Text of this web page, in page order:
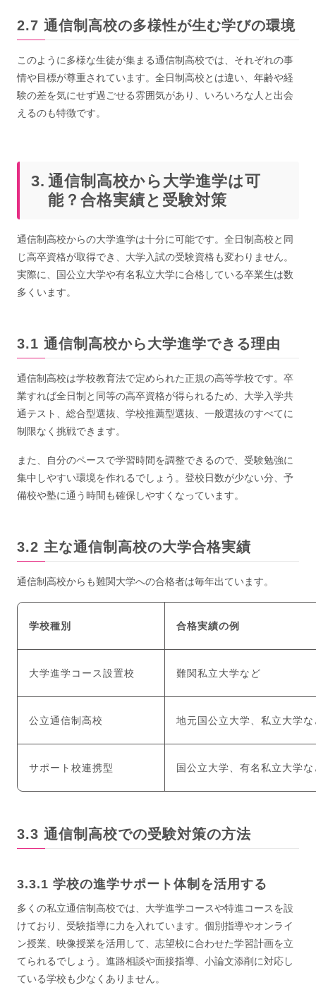
通信制高校の多様性が生む学びの環境
このように多様な生徒が集まる通信制高校では、それぞれの事
情や目標が尊重されています。全日制高校とは違い、年齢や経
験の差を気にせず過ごせる雰囲気があり、いろいろな人と出会
えるのも特徴です。
通信制高校から大学進学は可
能？合格実績と受験対策
通信制高校からの大学進学は十分に可能です。全日制高校と同
じ高卒資格が取得でき、大学入試の受験資格も変わりません。
実際に、国公立大学や有名私立大学に合格している卒業生は数
多くいます。
通信制高校から大学進学できる理由
通信制高校は学校教育法で定められた正規の高等学校です。卒
業すれば全日制と同等の高卒資格が得られるため、大学入学共
通テスト、総合型選抜、学校推薦型選抜、一般選抜のすべてに
制限なく挑戦できます。
また、自分のペースで学習時間を調整できるので、受験勉強に
集中しやすい環境を作れるでしょう。登校日数が少ない分、予
備校や塾に通う時間も確保しやすくなっています。
主な通信制高校の大学合格実績
通信制高校からも難関大学への合格者は毎年出ています。
学校種別 合格実績の例
大学進学コース設置校 難関私立大学など
公立通信制高校 地元国公立大学、私立大学な
サポート校連携型 国公立大学、有名私立大学な
通信制高校での受験対策の方法
学校の進学サポート体制を活用する
多くの私立通信制高校では、大学進学コースや特進コースを設
けており、受験指導に力を入れています。個別指導やオンライ
ン授業、映像授業を活用して、志望校に合わせた学習計画を立
てられるでしょう。進路相談や面接指導、小論文添削に対応し
ている学校も少なくありません。